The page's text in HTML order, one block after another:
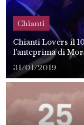
Chianti
Chianti Lovers il
l'anteprima di
31/01/2019